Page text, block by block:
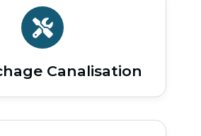
Canalisation